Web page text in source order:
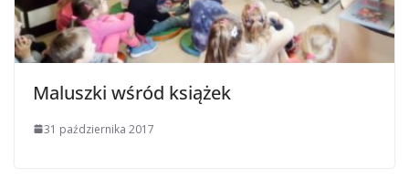
Maluszki wśród książek
31 października 2017